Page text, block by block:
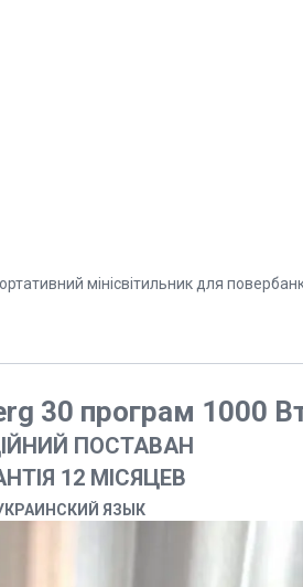
мінісвітильник для
30 програм 1000
ПОСТАВАН
12 МІСЯЦЕВ
ЯЗЫК